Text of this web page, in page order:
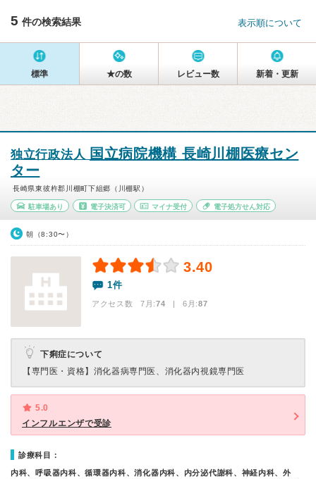
5 件の検索結果 表示順について
標準 ★の数 レビュー数 新着・更新
独立行政法人 国立病院機構 長崎川棚医療セン
ター
長崎県東彼杵郡川棚町下組郷（川棚駅）
駐車場あり 電子決済可 マイナ受付 電子処方せん対応
朝（8:30〜）
3.40
1件
アクセス数 7月:74 | 6月:87
下痢症について
【専門医・資格】 消化器病専門医、消化器内視鏡専門医
5.0
インフルエンザで受診
診療科目：
内科、呼吸器内科、循環器内科、消化器内科、内分泌代謝科、神経内科、外